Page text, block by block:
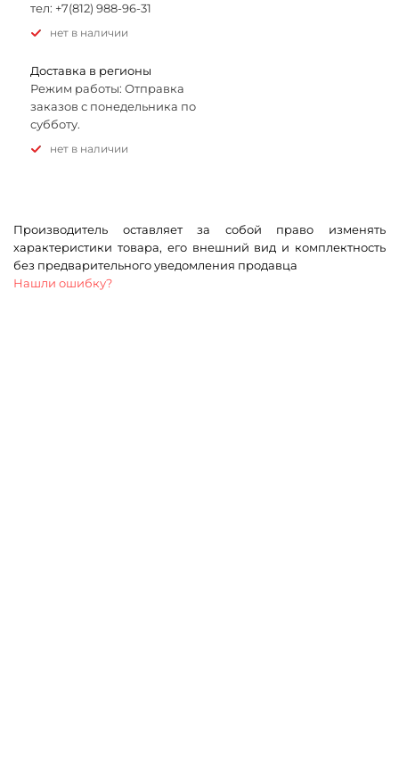
тел: +7(812) 988-96-31
Нет в наличии
Доставка в регионы
Режим работы: Отправка
заказов с понедельника по
субботу.
Нет в наличии
Производитель оставляет за собой право изменять
характеристики товара, его внешний вид и комплектность
без предварительного уведомления продавца
Нашли ошибку?